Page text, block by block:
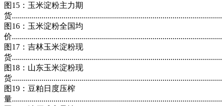
图15：玉米淀粉主力期
货
图16：玉米淀粉全国均
价
图17：吉林玉米淀粉现
货
图18：山东玉米淀粉现
货
图19：豆粕日度压榨
量